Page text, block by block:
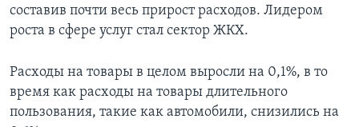
составив почти весь прирост расходов. Лидером
роста в сфере услуг стал сектор ЖКХ.
Расходы на товары в целом выросли на 0,1%, в то
время как расходы на товары длительного
пользования, такие как автомобили, снизились на